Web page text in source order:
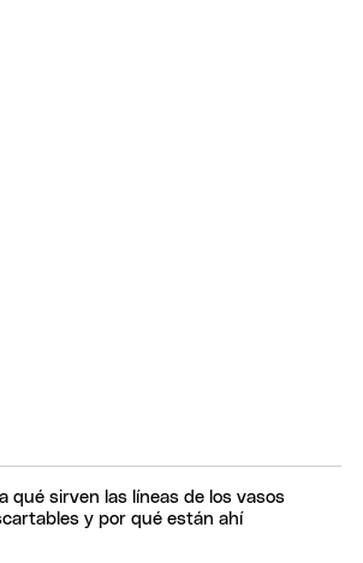
qué sirven las líneas de los vasos
y por qué están ahí